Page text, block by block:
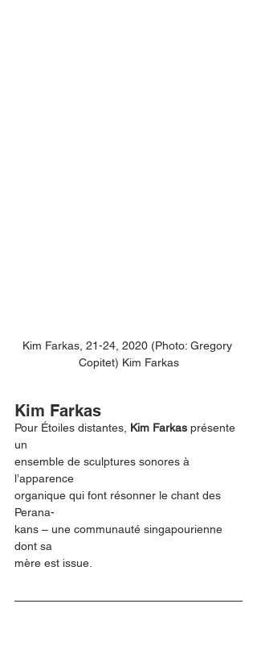
Kim Farkas, 21-24, 2020 (Photo: Gregory
Copitet) Kim Farkas
Kim Farkas
Pour Étoiles distantes, Kim Farkas présente
un
ensemble de sculptures sonores à
l’apparence
organique qui font résonner le chant des
Perana-
kans – une communauté singapourienne
dont sa
mère est issue.